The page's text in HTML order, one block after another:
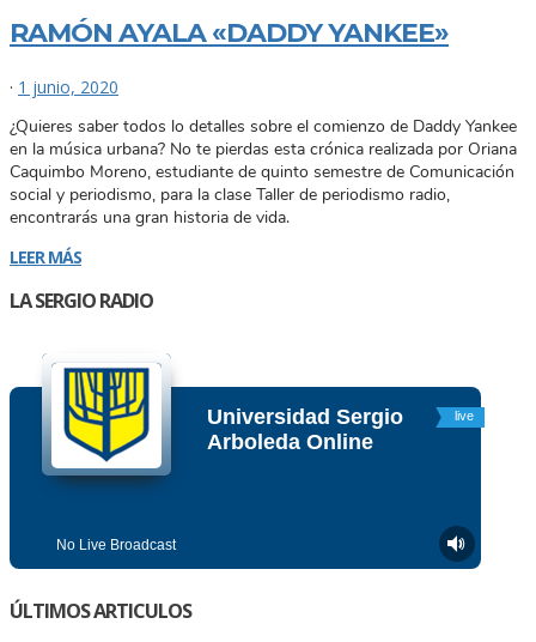
RAMÓN AYALA «DADDY YANKEE»
· 1 junio, 2020
¿Quieres saber todos lo detalles sobre el comienzo de Daddy Yankee
en la música urbana? No te pierdas esta crónica realizada por Oriana
Caquimbo Moreno, estudiante de quinto semestre de Comunicación
social y periodismo, para la clase Taller de periodismo radio,
encontrarás una gran historia de vida.
LEER MÁS
LA SERGIO RADIO
ÚLTIMOS ARTICULOS